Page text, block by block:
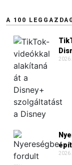
A 100
2026.